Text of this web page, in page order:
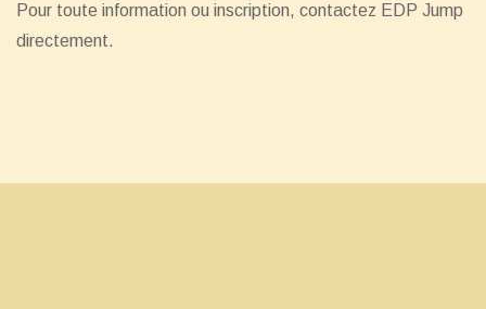
Pour toute information ou inscription, contactez EDP Jump
directement.